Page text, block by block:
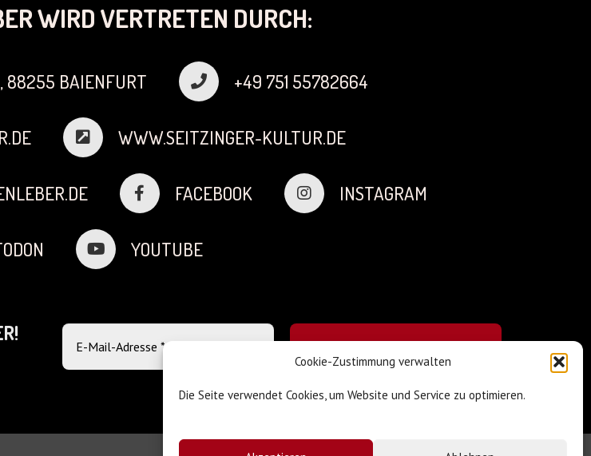
Cookie-Zustimmung verwalten
Die Seite verwendet Cookies, um Website und Service zu optimieren.
WIRD VERTRETEN DURCH:
88255 BAIENFURT +49 751 55782664
WWW.SEITZINGER-KULTUR.DE
FACEBOOK INSTAGRAM
YOUTUBE